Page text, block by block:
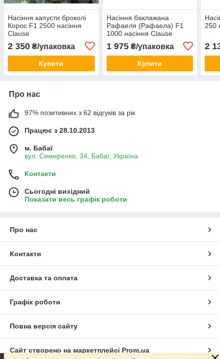
Насіння капусти броколі
Корос F1 2500 насіння
Clause
2 350 ₴/упаковка
Купити
Насіння баклажана
Рафаеля (Рафаела) F1
1000 насіння Clause
1 975₴/упаковка
Купити
250
2
Про нас
97% позитивних з 62 відгуків за рік
Працює з 28.10.2013
м. Бабаї
вул. Симиренко, 34, Бабаї, Україна
Контакти
Сьогодні вихідний
Показати весь графік роботи
Про нас
Контакти
Доставка та оплата
Графік роботи
Повна версія сайту
Сайт створено на маркетплейсі Prom.ua